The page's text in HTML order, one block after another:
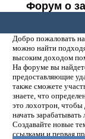
Форум о
Добро пожаловать
можно найти
высоким доходом
На форуме вы
предоставляющие
также сможете
знаете, что
это лохотрон, чтобы
начать
Создавайте новые
ссылками и первая